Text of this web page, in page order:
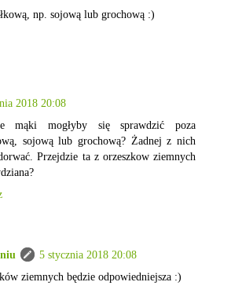
np. sojową lub grochową :)
2018 20:08
mąki mogłyby się sprawdzić poza
sojową lub grochową? Żadnej z nich
Przejdzie ta z orzeszkow ziemnych
5 stycznia 2018 20:08
ziemnych będzie odpowiedniejsza :)